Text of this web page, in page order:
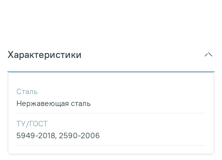
Характеристики
Сталь
Нержавеющая сталь
ТУ/ГОСТ
5949-2018, 2590-2006